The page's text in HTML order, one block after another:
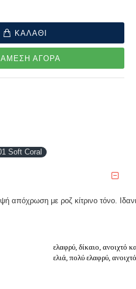
ΚΑΛΑΘΙ
ΑΜΕΣΗ ΑΓΟΡΑ
Soft Coral
απόχρωση με ροζ κίτρινο τόνο.
ελαφρύ, δίκαιο, ανοιχτό
ελιά, πολύ ελαφρύ,